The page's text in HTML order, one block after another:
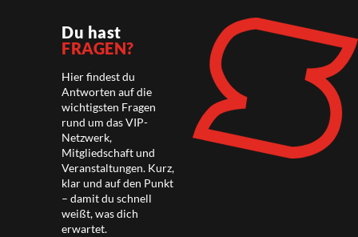
Du hast
FRAGEN?
Hier findest du
Antworten auf die
wichtigsten Fragen
rund um das VIP-
Netzwerk,
Mitgliedschaft und
Veranstaltungen. Kurz,
klar und auf den Punkt
– damit du schnell
weißt, was dich
erwartet.